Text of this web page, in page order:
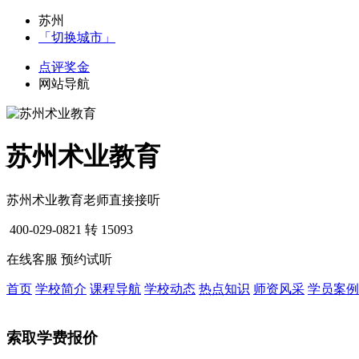
苏州
「切换城市」
点评奖金
网站导航
苏州术业教育
苏州术业教育老师直接接听
400-029-0821 转 15093
在线客服 预约试听
首页 学校简介 课程导航 学校动态 热点知识 师资风采 学员案例
索取学费报价